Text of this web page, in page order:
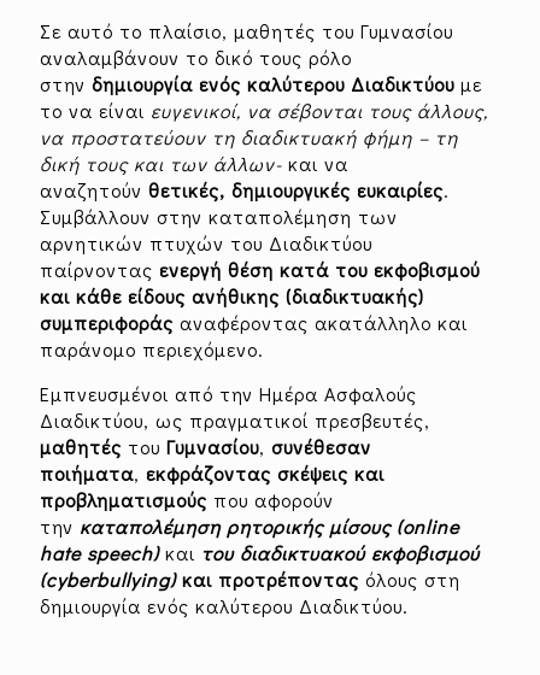
Σε αυτό το πλαίσιο, μαθητές του Γυμνασίου
αναλαμβάνουν το δικό τους ρόλο
στην δημιουργία ενός καλύτερου Διαδικτύου με
το να είναι ευγενικοί, να σέβονται τους άλλους,
να προστατεύουν τη διαδικτυακή φήμη – τη
δική τους και των άλλων- και να
αναζητούν θετικές, δημιουργικές ευκαιρίες.
Συμβάλλουν στην καταπολέμηση των
αρνητικών πτυχών του Διαδικτύου
παίρνοντας ενεργή θέση κατά του εκφοβισμού
και κάθε είδους ανήθικης (διαδικτυακής)
συμπεριφοράς αναφέροντας ακατάλληλο και
παράνομο περιεχόμενο.
Εμπνευσμένοι από την Ημέρα Ασφαλούς
Διαδικτύου, ως πραγματικοί πρεσβευτές,
μαθητές του Γυμνασίου, συνέθεσαν
ποιήματα, εκφράζοντας σκέψεις και
προβληματισμούς που αφορούν
την καταπολέμηση ρητορικής μίσους (online
hate speech)και του διαδικτυακού εκφοβισμού
(cyberbullying)και προτρέποντας όλους στη
δημιουργία ενός καλύτερου Διαδικτύου.